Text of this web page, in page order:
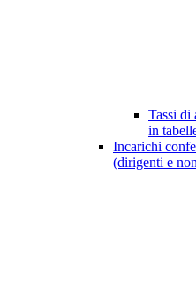
Tassi di
in
Incarichi
(dirigenti e